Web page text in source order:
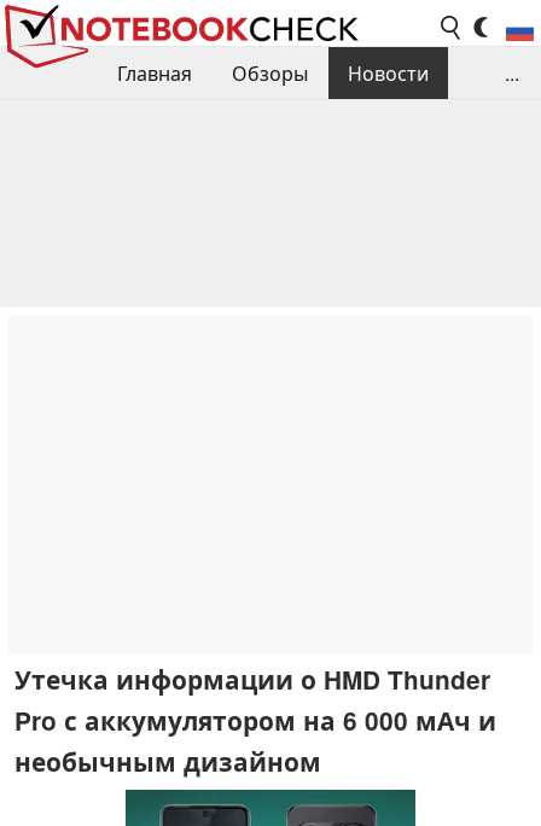
Главная Обзоры
Новости
...
Утечка информации о HMD Thunder
Pro с аккумулятором на 6 000 мАч и
необычным дизайном